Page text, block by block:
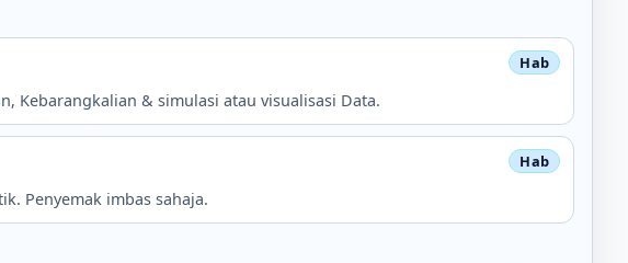
Kebarangkalian & simulasi atau visualisasi Data.
Penyemak imbas sahaja.